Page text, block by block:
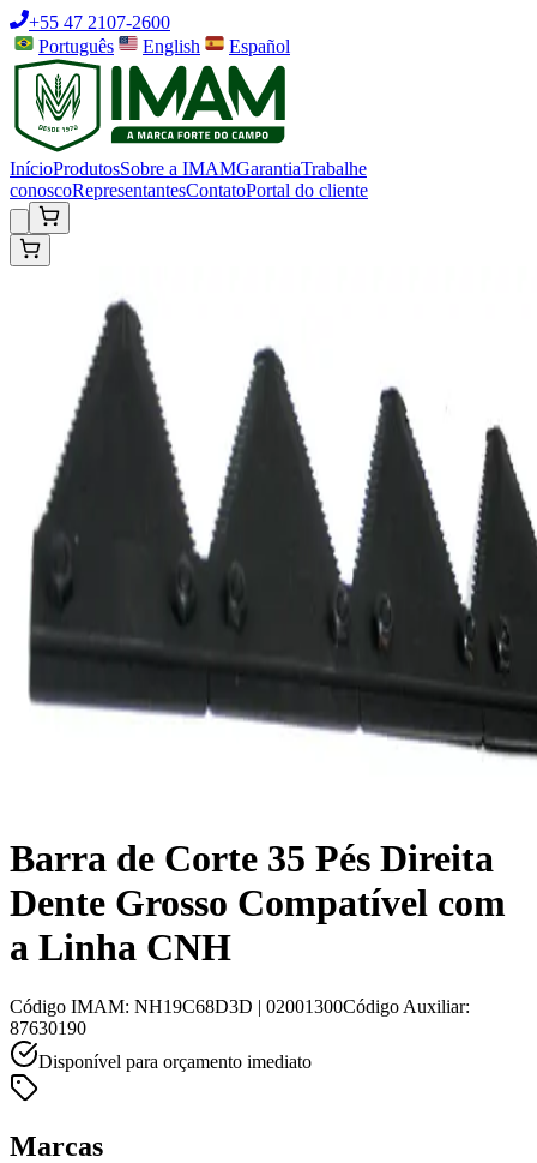
+55 47 2107-2600
Português
English Español
InícioProdutosSobre a IMAMGarantiaTrabalhe
conoscoRepresentantesContatoPortal do cliente
Barra de Corte 35 Pés Direita
Dente Grosso Compatível com
a Linha CNH
Código IMAM: NH19C68D3D | 02001300Código Auxiliar:
87630190
Disponível para orçamento imediato
Marcas